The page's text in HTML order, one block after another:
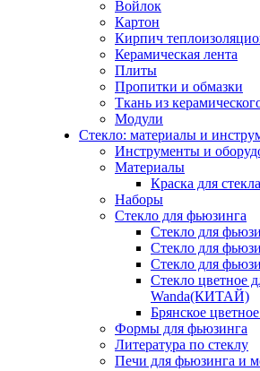
Войлок
Картон
Кирпич
Керамическая лента
Плиты
Пропитки и обмазки
Ткань из
Модули
Стекло: материалы и
Инструменты и
Материалы
Краска для стекла
Наборы
Стекло для фьюзинга
Стекло для
Стекло для
Стекло для
Стекло цветное
Wanda(КИТАЙ)
Брянское
Формы для фьюзинга
Литература по стеклу
Печи для фьюзинга и